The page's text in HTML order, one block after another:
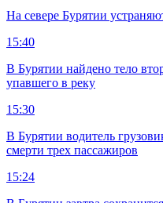
На севере Бурятии
15:40
В Бурятии найдено тело
упавшего в реку
15:30
В Бурятии водитель
смерти трех пассажиров
15:24